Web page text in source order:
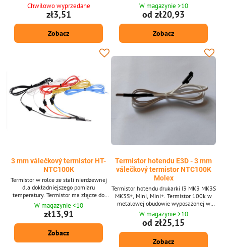
temperatura (zmienia się o maksymalnie
5% w porównaniu z pomiarem
infrastruktury). W marlinie
oprogramowanie odpowiada
termistorowi z numerem 1 lub 5
Chwilowo wyprzedane
zł3,51
Zobacz
kabla GT25602.
W magazynie >10
od zł20,93
Zobacz
3 mm válečkový termistor HT-
NTC100K
Termistor w rolce ze stali nierdzewnej
dla dokładniejszego pomiaru
temperatury. Termistor ma złącze do
łatwej konserwacji. Odporność na
temperaturę do 320 ° C. Skutecznie
zastępuje typ K. dostępny w kolorach:
czarny, biały, czerwony, żółty i niebieski.
Dostępne długości: 1 mi 2 m. Termistor
nie ma złącza do płyty kontrolnej.
W magazynie <10
zł13,91
Zobacz
Termistor hotendu E3D - 3 mm
válečkový termistor NTC100K
Molex
Termistor hotendu drukarki I3 MK3 MK3S
MK3S+, Mini, Mini+. Termistor 100k w
metalowej obudowie wyposażonej w
złącze molex do płyt sterujących Rambo,
Buddy board.
W magazynie >10
od zł25,15
Zobacz